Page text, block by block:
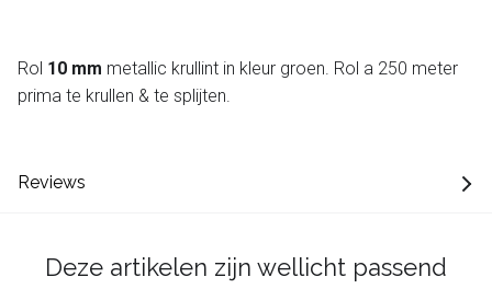
Rol 10 mm metallic krullint in kleur groen. Rol a 250 meter
prima te krullen & te splijten.
Reviews
Deze artikelen zijn wellicht passend